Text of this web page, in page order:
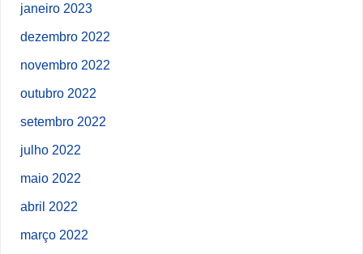
janeiro 2023
dezembro 2022
novembro 2022
outubro 2022
setembro 2022
julho 2022
maio 2022
abril 2022
março 2022